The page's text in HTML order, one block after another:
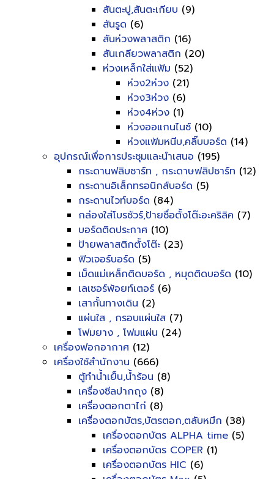
สันตะปู,สันตะเกียบ (9)
สันรูด (6)
สันห่วงพลาสติก (16)
สันเกลียวพลาสติก (20)
ห่วงเหล็กใส่แฟ้ม (52)
ห่วง2ห่วง (21)
ห่วง3ห่วง (6)
ห่วง4ห่วง (1)
ห่วงออแกนไนซ์ (10)
ห่วงแฟ้มหนีบ,คลิ๊บบอร์ด (14)
อุปกรณ์เพื่อการประชุมและนำเสนอ (195)
กระดานฟลิบชาร์ท , กระดาษฟลิปชาร์ท (12)
กระดานอิเล็กทรอนิกส์บอร์ด (5)
กระดานไวท์บอร์ด (84)
กล่องใส่โบรชัวร์,ป้ายชื่อตั้งโต๊ะอะคริลิค (7)
บอร์ดติดประกาศ (10)
ป้ายพลาสติกตั้งโต๊ะ (23)
ฟิวเจอร์บอร์ด (5)
เม็ดแม่เหล็กติดบอร์ด , หมุดติดบอร์ด (10)
เลเซอร์พ้อยท์เตอร์ (6)
เสากั้นทางเดิน (2)
แผ่นใส , กรอบแผ่นใส (7)
โฟมยาง , โฟมแผ่น (24)
เครื่องฟอกอากาศ (12)
เครื่องใช้สำนักงาน (666)
ตู้ทำน้ำเย็น,น้ำร้อน (8)
เครื่องซีลปากถุง (8)
เครื่องตอกตาไก่ (8)
เครื่องตอกบัตร,บัตรตอก,ตลับหมึก (38)
เครื่องตอกบัตร ALPHA time (5)
เครื่องตอกบัตร COPER (1)
เครื่องตอกบัตร HIC (6)